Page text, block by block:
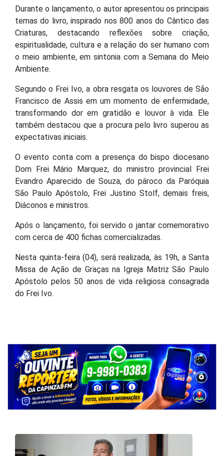
temas do livro, inspirado nos 800 anos do Cântico das
Criaturas, destacando reflexões sobre criação,
espiritualidade, cultura e a relação do ser humano com
o meio ambiente, em sintonia com a Semana do Meio
Ambiente.
Francisco de Assis em um momento de enfermidade,
transformando dor em gratidão e louvor à vida. Ele
também destacou que a procura pelo livro superou as
expectativas iniciais.
Dom Frei Mário Marquez, do ministro provincial Frei
Evandro Aparecido de Souza, do pároco da Paróquia
São Paulo Apóstolo, Frei Justino Stolf, demais freis,
Diáconos e ministros.
com cerca de 400 fichas comercializadas.
Missa de Ação de Graças na Igreja Matriz São Paulo
Apóstolo pelos 50 anos de vida religiosa consagrada
do Frei Ivo.